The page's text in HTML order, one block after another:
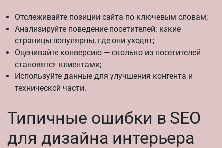
Отслеживайте позиции сайта по ключевым словам;
Анализируйте поведение посетителей: какие
страницы популярны, где они уходят;
Оценивайте конверсию — сколько из посетителей
становятся клиентами;
Используйте данные для улучшения контента и
технической части.
Типичные ошибки в SEO
для дизайна интерьера